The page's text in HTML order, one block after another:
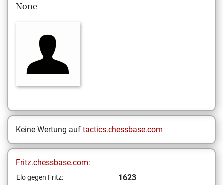
None
Keine Wertung auf tactics.chessbase.com
Fritz.chessbase.com:
Elo gegen Fritz: 1623